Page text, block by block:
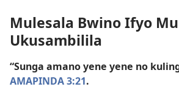
Mulesala Bwino Ifyo
Ukusambilila
“Sunga amano yene yene no
AMAPINDA 3:21.